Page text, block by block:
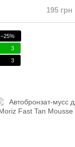
195 грн
−25%
3
3